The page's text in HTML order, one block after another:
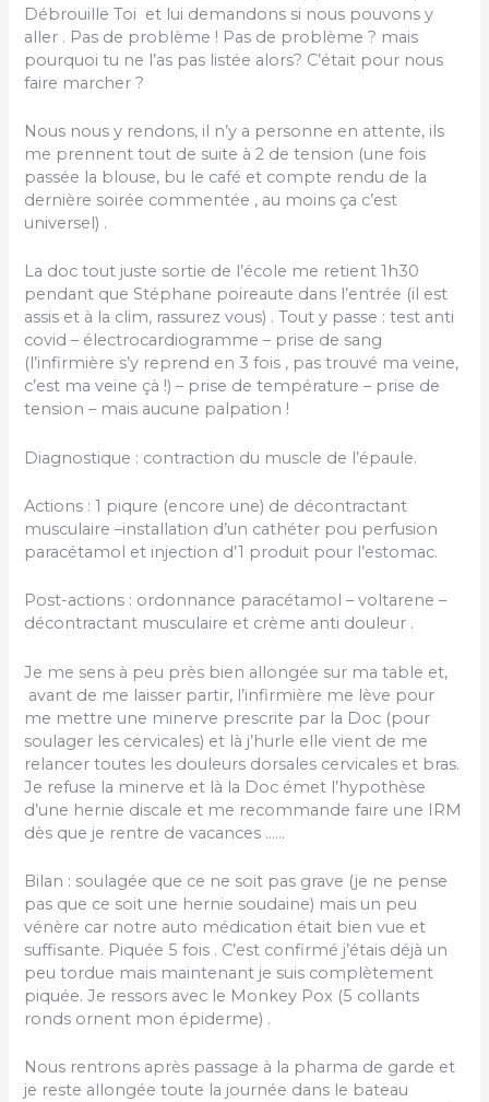
Débrouille Toi et lui demandons si nous pouvons y
aller . Pas de problème ! Pas de problème ? mais
pourquoi tu ne l’as pas listée alors? C’était pour nous
faire marcher ?
Nous nous y rendons, il n’y a personne en attente, ils
me prennent tout de suite à 2 de tension (une fois
passée la blouse, bu le café et compte rendu de la
dernière soirée commentée , au moins ça c’est
universel) .
La doc tout juste sortie de l’école me retient 1h30
pendant que Stéphane poireaute dans l’entrée (il est
assis et à la clim, rassurez vous) . Tout y passe : test anti
covid – électrocardiogramme – prise de sang
(l’infirmière s’y reprend en 3 fois , pas trouvé ma veine,
c’est ma veine çà !) – prise de température – prise de
tension – mais aucune palpation !
Diagnostique : contraction du muscle de l’épaule.
Actions : 1 piqure (encore une) de décontractant
musculaire –installation d’un cathéter pou perfusion
paracétamol et injection d’1 produit pour l’estomac.
Post-actions : ordonnance paracétamol – voltarene –
décontractant musculaire et crème anti douleur .
Je me sens à peu près bien allongée sur ma table et,
avant de me laisser partir, l’infirmière me lève pour
me mettre une minerve prescrite par la Doc (pour
soulager les cervicales) et là j’hurle elle vient de me
relancer toutes les douleurs dorsales cervicales et bras.
Je refuse la minerve et là la Doc émet l’hypothèse
d’une hernie discale et me recommande faire une IRM
dès que je rentre de vacances ……
Bilan : soulagée que ce ne soit pas grave (je ne pense
pas que ce soit une hernie soudaine) mais un peu
vénère car notre auto médication était bien vue et
suffisante. Piquée 5 fois . C’est confirmé j’étais déjà un
peu tordue mais maintenant je suis complètement
piquée. Je ressors avec le Monkey Pox (5 collants
ronds ornent mon épiderme) .
Nous rentrons après passage à la pharma de garde et
je reste allongée toute la journée dans le bateau